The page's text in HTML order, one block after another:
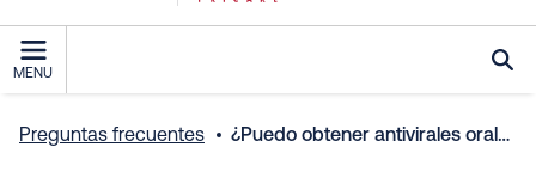
MENU
Preguntas frecuentes ¿Puedo obtener antivirales orales en una farmacia que no forme parte de la red de farmacias de TRICARE?